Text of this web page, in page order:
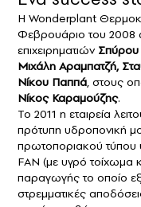
Η Wonderplant
Φεβρουάριο του 2008
επιχειρηματιών
Μιχάλη Αραμπατζή,
Νίκου Παππά, στους
Νίκος Καραμούζης.
Το 2011 η εταιρεία
πρότυπη υδροπονική
πρωτοποριακού
FAN (με υγρό τοίχωμα
παραγωγής το οποίο
στρεμματικές